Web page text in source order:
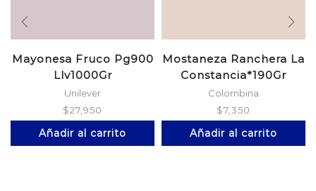
Mayonesa Fruco Pg900
Llv1000Gr
Unilever
$27,950
Añadir al carrito
Mostaneza Ranchera La
Constancia*190Gr
Colombina
$7,350
Añadir al carrito